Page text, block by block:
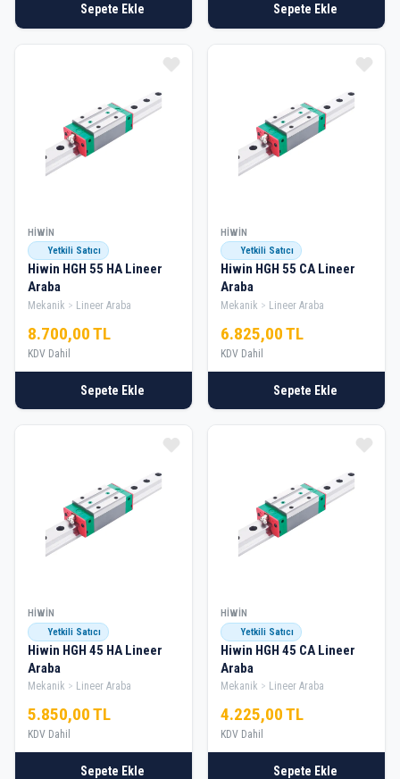
Sepete Ekle Sepete Ekle
HIWIN
Yetkili Satıcı
Hiwin HGH 55 HA Lineer
Araba
Mekanik Lineer Araba
8.700,00 TL
KDV Dahil
Sepete Ekle
HIWIN
Yetkili Satıcı
Hiwin HGH 55 CA Lineer
Araba
Mekanik Lineer Araba
6.825,00 TL
KDV Dahil
Sepete Ekle
HIWIN
Yetkili Satıcı
Hiwin HGH 45 HA Lineer
Araba
Mekanik Lineer Araba
5.850,00 TL
KDV Dahil
Sepete Ekle
HIWIN
Yetkili Satıcı
Hiwin HGH 45 CA Lineer
Araba
Mekanik Lineer Araba
4.225,00 TL
KDV Dahil
Sepete Ekle